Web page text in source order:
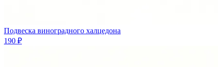
Подвеска виноградного халцедона
190 ₽